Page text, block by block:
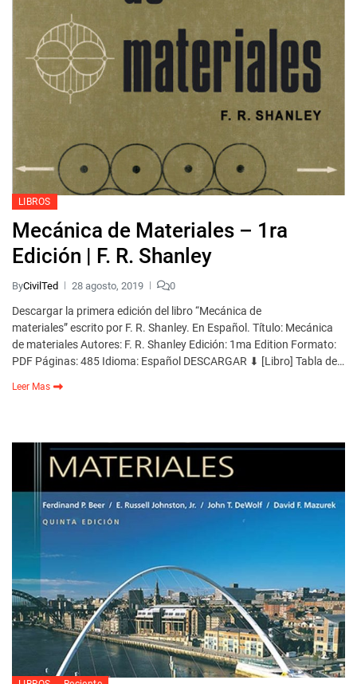
LIBROS
Mecánica de Materiales – 1ra
Edición | F. R. Shanley
ByCivilTed 28 agosto, 2019 0
Descargar la primera edición del libro “Mecánica de
materiales” escrito por F. R. Shanley. En Español. Título: Mecánica
de materiales Autores: F. R. Shanley Edición: 1ma Edition Formato:
PDF Páginas: 485 Idioma: Español DESCARGAR ⬇ [Libro] Tabla de…
Leer Mas